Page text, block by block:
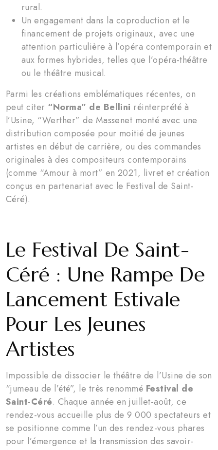
rural.
Un engagement dans la coproduction et le
financement de projets originaux, avec une
attention particulière à l’opéra contemporain et
aux formes hybrides, telles que l’opéra-théâtre
ou le théâtre musical.
Parmi les créations emblématiques récentes, on
peut citer “Norma” de Bellini réinterprété à
l’Usine, “Werther” de Massenet monté avec une
distribution composée pour moitié de jeunes
artistes en début de carrière, ou des commandes
originales à des compositeurs contemporains
(comme “Amour à mort” en 2021, livret et création
conçus en partenariat avec le Festival de Saint-
Céré).
Le Festival De Saint-
Céré : Une Rampe De
Lancement Estivale
Pour Les Jeunes
Artistes
Impossible de dissocier le théâtre de l’Usine de son
“jumeau de l’été”, le très renommé Festival de
Saint-Céré. Chaque année en juillet-août, ce
rendez-vous accueille plus de 9 000 spectateurs et
se positionne comme l’un des rendez-vous phares
pour l’émergence et la transmission des savoir-